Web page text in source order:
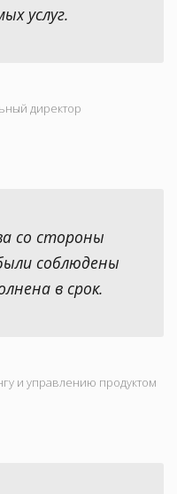
услуг.
директор
со стороны
соблюдены
в срок.
и управлению продуктом